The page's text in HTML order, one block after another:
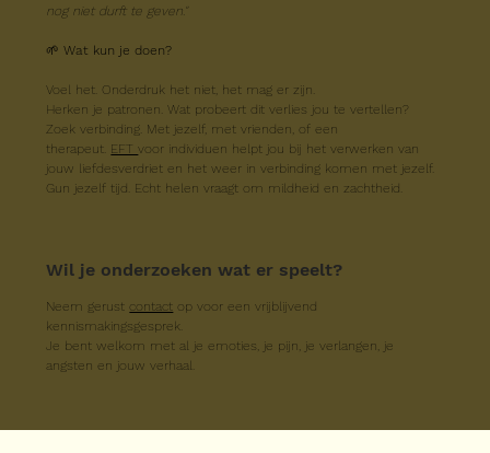
nog niet durft te geven."
🌱 Wat kun je doen?
Voel het. Onderdruk het niet, het mag er zijn.
Herken je patronen. Wat probeert dit verlies jou te vertellen?
Zoek verbinding. Met jezelf, met vrienden, of een
therapeut. EFT voor individuen helpt jou bij het verwerken van
jouw liefdesverdriet en het weer in verbinding komen met jezelf.
Gun jezelf tijd. Echt helen vraagt om mildheid en zachtheid.
Wil je onderzoeken wat er speelt?
Neem gerust contact op voor een vrijblijvend
kennismakingsgesprek.
Je bent welkom met al je emoties, je pijn, je verlangen, je
angsten en jouw verhaal.